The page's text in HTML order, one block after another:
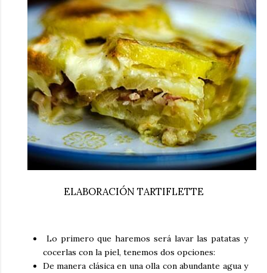
ELABORACIÓN TARTIFLETTE
Lo primero que haremos será lavar las patatas y
cocerlas con la piel, tenemos dos opciones:
De manera clásica en una olla con abundante agua y